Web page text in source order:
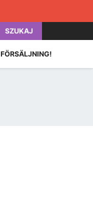
SZUKAJ
FÖRSÄLJNING!